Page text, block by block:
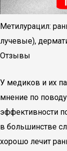
Метилурацил:
лучевые),
Отзывы
У медиков и их
мнение по
эффективности
в большинстве
хорошо лечит